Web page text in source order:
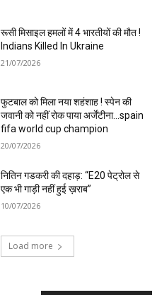
रूसी मिसाइल हमलों में 4 भारतीयों की मौत !
Indians Killed In Ukraine
21/07/2026
फुटबाल को मिला नया शहंशाह ! स्पेन की
जवानी को नहीं रोक पाया अर्जेंटीना…spain
fifa world cup champion
20/07/2026
नितिन गडकरी की दहाड़: “E20 पेट्रोल से
एक भी गाड़ी नहीं हुई ख़राब”
10/07/2026
Load more